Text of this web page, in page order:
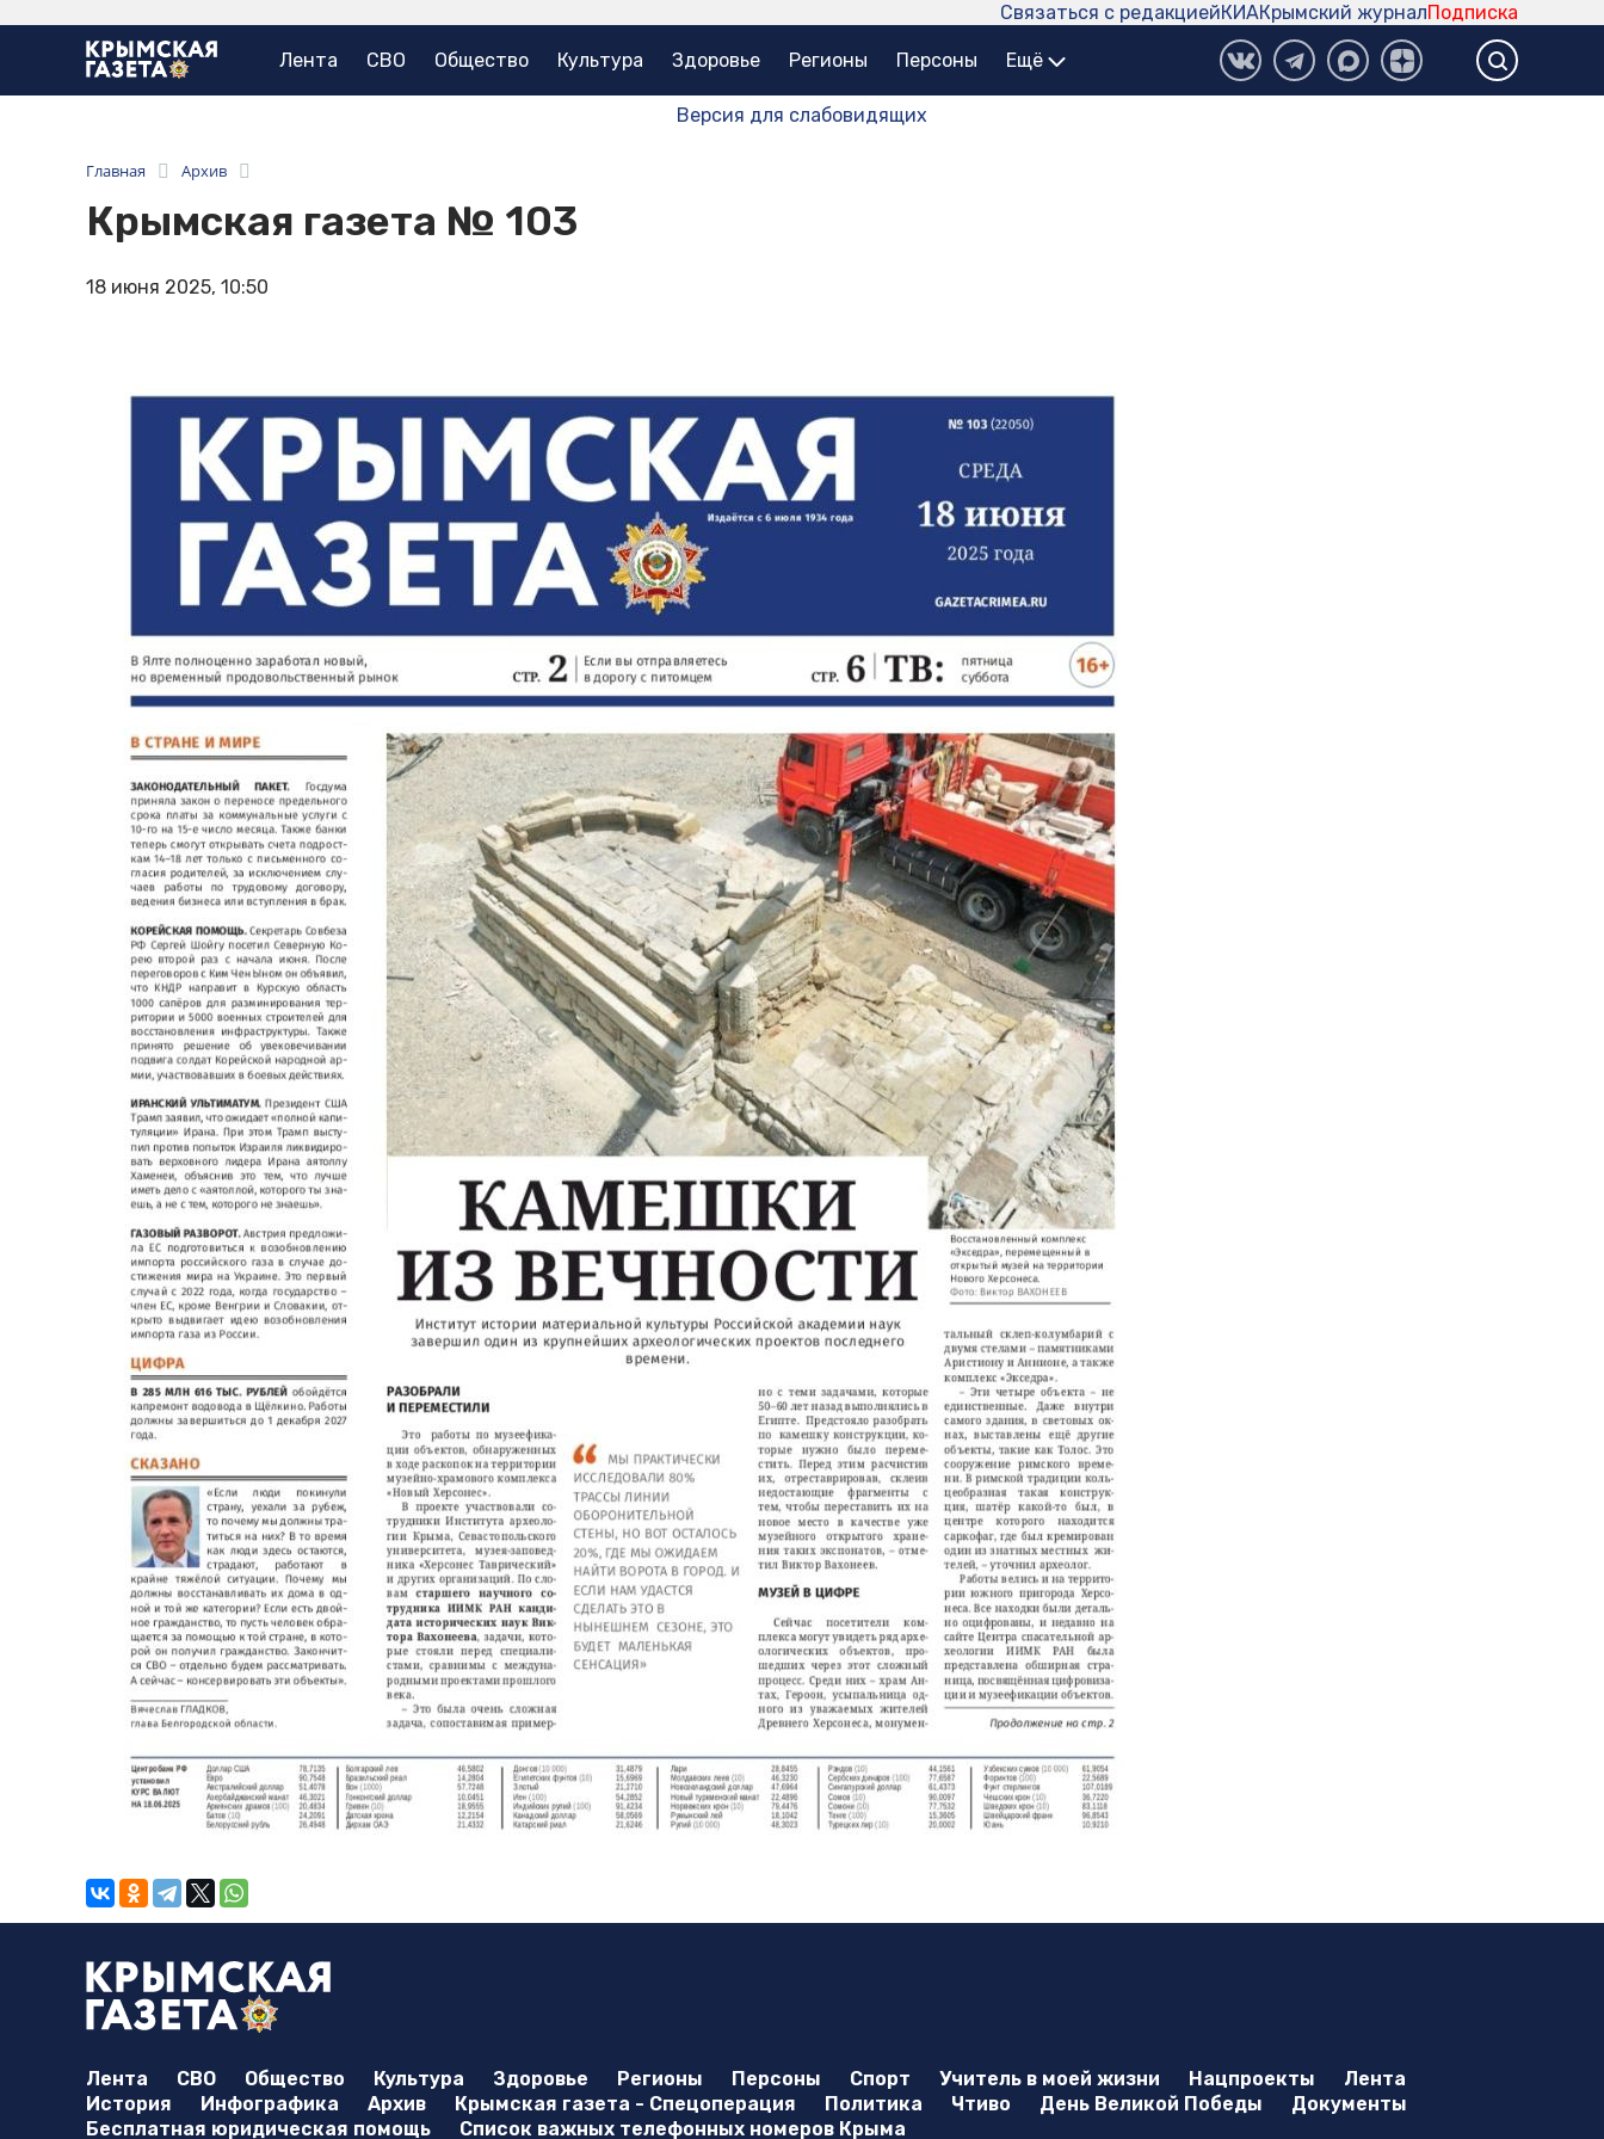
Подписка
Крымский журнал
КИА
Связаться с редакцией
Лента СВО Общество Культура Здоровье Регионы Персоны Ещё
Версия для слабовидящих
Главная Архив
Крымская газета № 103
18 июня 2025, 10:50
Лента СВО Общество Культура Здоровье Регионы Персоны Спорт Учитель в моей жизни Нацпроекты
Лента
История
Инфографика Архив Крымская газета - Спецоперация Политика Чтиво День Великой Победы
Документы
Бесплатная юридическая помощь
Список важных телефонных номеров Крыма